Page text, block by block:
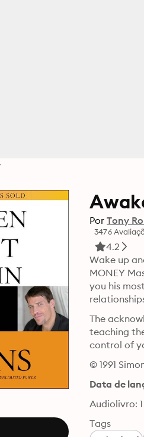
Por Tony
3476
4.2
Wake up
MONEY
you his
The
teaching
control of
© 1991
Data de
Audiolivro:
Tags